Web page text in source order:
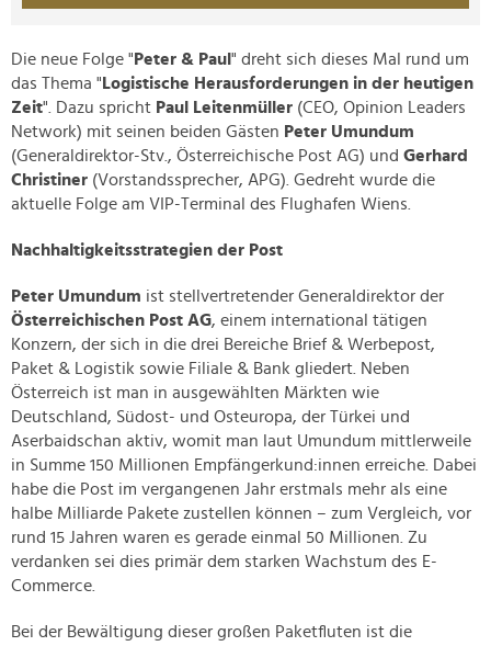
Die neue Folge " Peter & Paul " dreht sich dieses Mal rund um
das Thema " Logistische Herausforderungen in der heutigen
Zeit". Dazu spricht Paul Leitenmüller (CEO, Opinion Leaders
Network) mit seinen beiden Gästen Peter Umundum
(Generaldirektor-Stv., Österreichische Post AG) und Gerhard
Christiner (Vorstandssprecher, APG). Gedreht wurde die
aktuelle Folge am VIP-Terminal des Flughafen Wiens.
Nachhaltigkeitsstrategien der Post
Peter Umundum ist stellvertretender Generaldirektor der
Österreichischen Post AG, einem international tätigen
Konzern, der sich in die drei Bereiche Brief & Werbepost,
Paket & Logistik sowie Filiale & Bank gliedert. Neben
Österreich ist man in ausgewählten Märkten wie
Deutschland, Südost- und Osteuropa, der Türkei und
Aserbaidschan aktiv, womit man laut Umundum mittlerweile
in Summe 150 Millionen Empfängerkund:innen erreiche. Dabei
habe die Post im vergangenen Jahr erstmals mehr als eine
halbe Milliarde Pakete zustellen können – zum Vergleich, vor
rund 15 Jahren waren es gerade einmal 50 Millionen. Zu
verdanken sei dies primär dem starken Wachstum des E-
Commerce.
Bei der Bewältigung dieser großen Paketfluten ist die